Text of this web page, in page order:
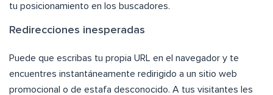
tu posicionamiento en los buscadores.
Redirecciones inesperadas
Puede que escribas tu propia URL en el navegador y te
encuentres instantáneamente redirigido a un sitio web
promocional o de estafa desconocido. A tus visitantes les